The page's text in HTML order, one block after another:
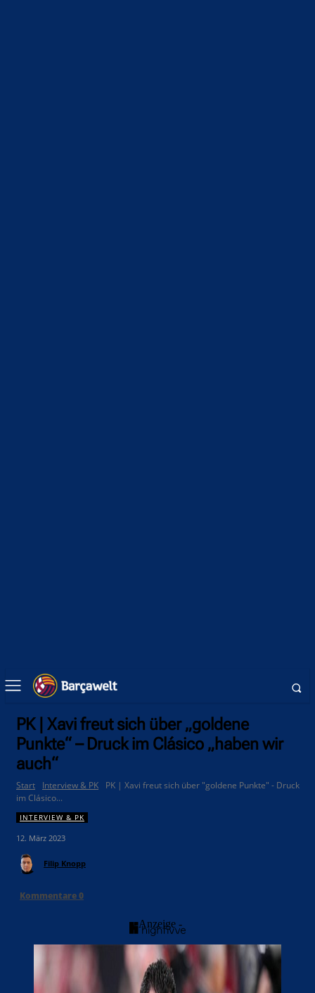
PK | Xavi freut sich über „goldene
Punkte“ – Druck im Clásico „haben wir
auch“
Start Interview & PK
PK | Xavi freut sich über "goldene Punkte" - Druck
im Clásico...
INTERVIEW & PK
12. März 2023
Filip Knopp
Kommentare0
- Anzeige -